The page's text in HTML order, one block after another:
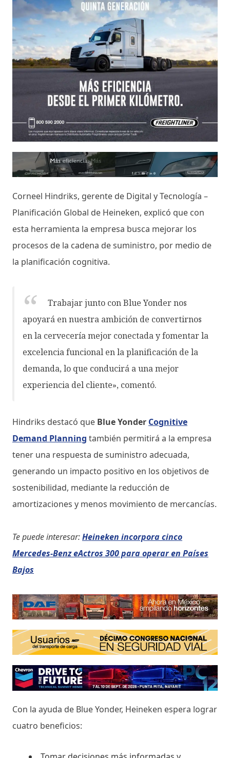
Corneel Hindriks, gerente de Digital y Tecnología –
Planificación Global de Heineken, explicó que con
esta herramienta la empresa busca mejorar los
procesos de la cadena de suministro, por medio de
la planificación cognitiva.
Trabajar junto con Blue Yonder nos
apoyará en nuestra ambición de convertirnos
en la cervecería mejor conectada y fomentar la
excelencia funcional en la planificación de la
demanda, lo que conducirá a una mejor
experiencia del cliente», comentó.
Hindriks destacó que Blue Yonder Cognitive
Demand Planning también permitirá a la empresa
tener una respuesta de suministro adecuada,
generando un impacto positivo en los objetivos de
sostenibilidad, mediante la reducción de
amortizaciones y menos movimiento de mercancías.
Te puede interesar:Heineken incorpora cinco
Mercedes-Benz eActros 300 para operar en Países
Bajos
Con la ayuda de Blue Yonder, Heineken espera lograr
cuatro beneficios: